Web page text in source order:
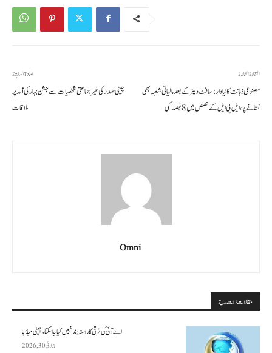
المادة السابقة
چینی صدر کی غیر جماعتی شخصیات سے جشن بہار کی آمد پر
ملاقات
المقالة القادمة
مصنوعی ذہانت کا نیا وار: سافٹ ویئر کے بعد مالیاتی شعبہ بھی
نشانے پر، ایل پی ایل کے حصص میں 8 فیصد کمی
Omni
مقالات ذات صلة
اے آئی کی ترقی کا راستہ بند نہیں کیا جا سکتا، چینی میڈیا
جولائی 30, 2026